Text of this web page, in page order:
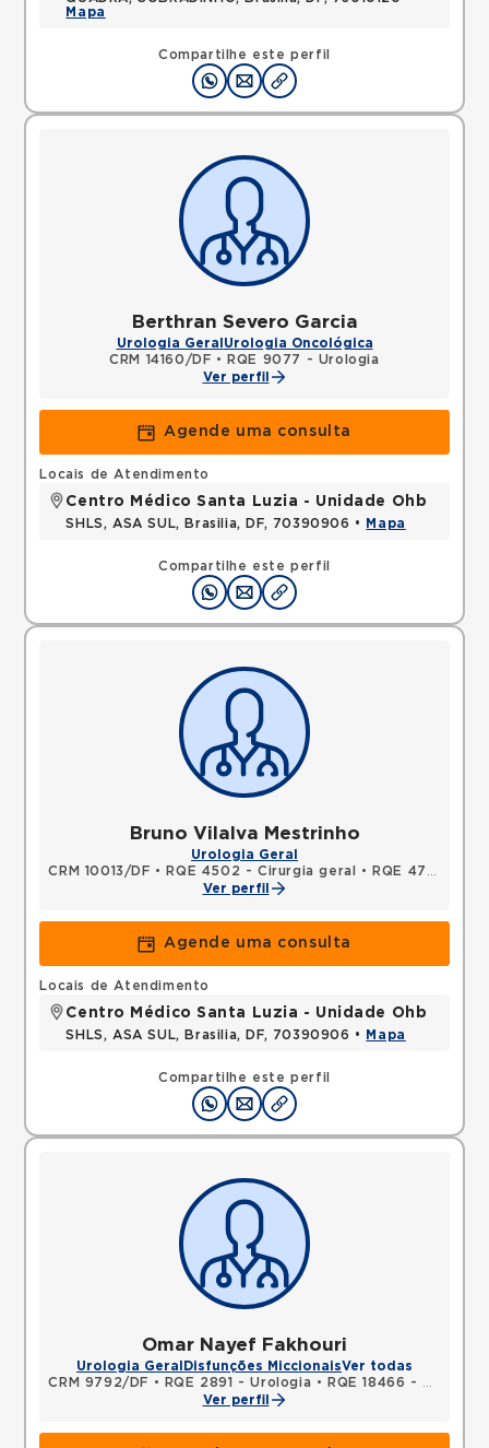
Compartilhe este perfil
Mapa
Berthran Severo Garcia
Urologia Geral Urologia Oncológica
CRM 14160/DF •
RQE 9077 - Urologia
Ver perfil
Agende uma consulta
Compartilhe este perfil
Locais de Atendimento
Centro Médico Santa Luzia - Unidade Ohb
SHLS, ASA SUL, Brasilia, DF, 70390906 • Mapa
Bruno Vilalva Mestrinho
Urologia Geral
CRM 10013/DF • RQE 4502 - Cirurgia geral •
RQE 4791 - Urologia
Ver perfil
Agende uma consulta
Compartilhe este perfil
Locais de Atendimento
Centro Médico Santa Luzia - Unidade Ohb
SHLS, ASA SUL, Brasilia, DF, 70390906 • Mapa
Omar Nayef Fakhouri
Urologia Geral Disfunções MiccionaisVer todas
CRM 9792/DF • RQE 2891 - Urologia •
RQE 18466 - Cirurgia geral
Ver perfil